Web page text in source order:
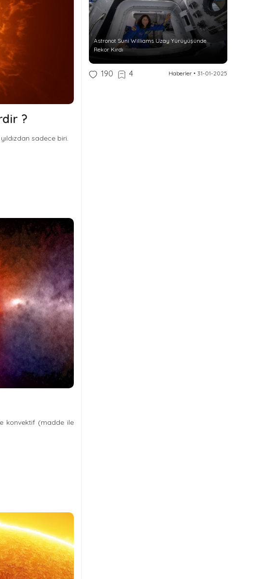
?
sadece biri.
konvektif (madde ile
Astronot Suni Williams Uzay Yürüyüşünde
Rekor Kırdı
190 4 Haberler• 31-01-2025